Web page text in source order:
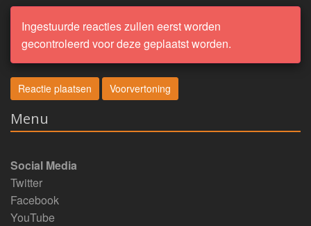
Ingestuurde reacties zullen eerst worden
gecontroleerd voor deze geplaatst worden.
Menu
Social Media
Twitter
Facebook
YouTube